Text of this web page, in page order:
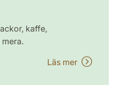
kaffe,
Läs mer